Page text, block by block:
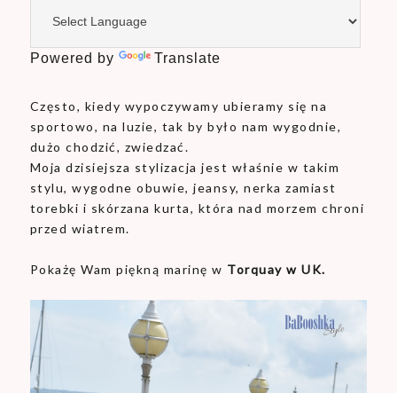
Powered by Translate
Często, kiedy wypoczywamy ubieramy się na
sportowo, na luzie, tak by było nam wygodnie,
dużo chodzić, zwiedzać.
Moja dzisiejsza stylizacja jest właśnie w takim
stylu, wygodne obuwie, jeansy, nerka zamiast
torebki i skórzana kurta, która nad morzem chroni
przed wiatrem.
Pokażę Wam piękną marinę w Torquay w UK.